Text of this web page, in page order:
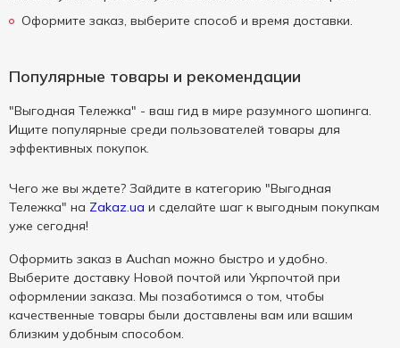
Оформите заказ, выберите способ и время доставки.
Популярные товары и рекомендации
"Выгодная Тележка" - ваш гид в мире разумного шопинга.
Ищите популярные среди пользователей товары для
эффективных покупок.
Чего же вы ждете? Зайдите в категорию "Выгодная
Тележка" на Zakaz.ua и сделайте шаг к выгодным покупкам
уже сегодня!
Оформить заказ в Auchan можно быстро и удобно.
Выберите доставку Новой почтой или Укрпочтой при
оформлении заказа. Мы позаботимся о том, чтобы
качественные товары были доставлены вам или вашим
близким удобным способом.